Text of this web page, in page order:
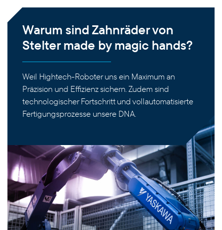
Warum sind Zahnräder von
Stelter made by magic hands?
Weil Hightech-Roboter uns ein Maximum an
Präzision und Effizienz sichern. Zudem sind
technologischer Fortschritt und vollautomatisierte
Fertigungsprozesse unsere DNA.